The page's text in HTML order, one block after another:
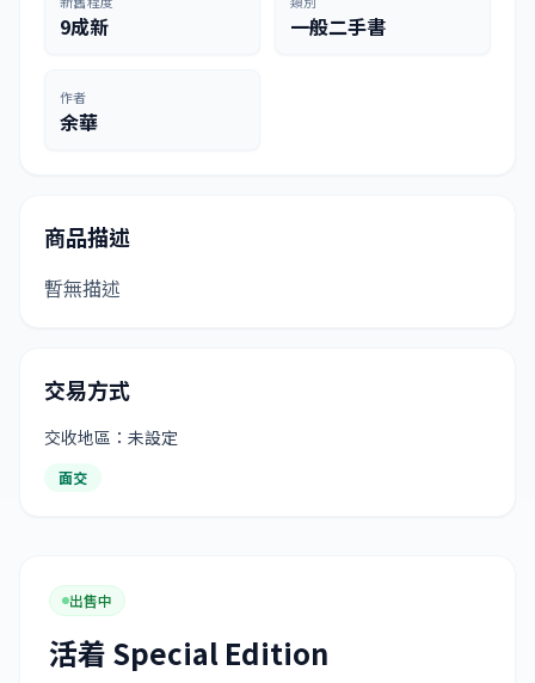
9成新 一般二手書
作者
余華
商品描述
暫無描述
交易方式
交收地區：未設定
面交
出售中
活着 Special Edition